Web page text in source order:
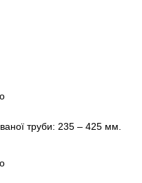
труби: 235 – 425 мм.